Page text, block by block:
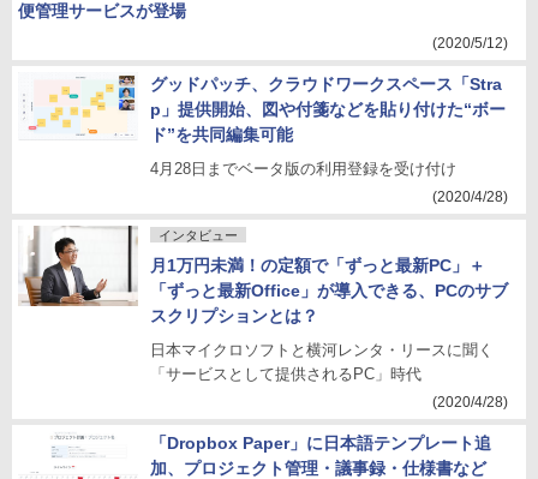
便管理サービスが登場
(2020/5/12)
グッドパッチ、クラウドワークスペース「Stra
p」提供開始、図や付箋などを貼り付けた“ボー
ド”を共同編集可能
4月28日までベータ版の利用登録を受け付け
(2020/4/28)
インタビュー
月1万円未満！の定額で「ずっと最新PC」＋
「ずっと最新Office」が導入できる、PCのサブ
スクリプションとは？
日本マイクロソフトと横河レンタ・リースに聞く
「サービスとして提供されるPC」時代
(2020/4/28)
「Dropbox Paper」に日本語テンプレート追
加、プロジェクト管理・議事録・仕様書など